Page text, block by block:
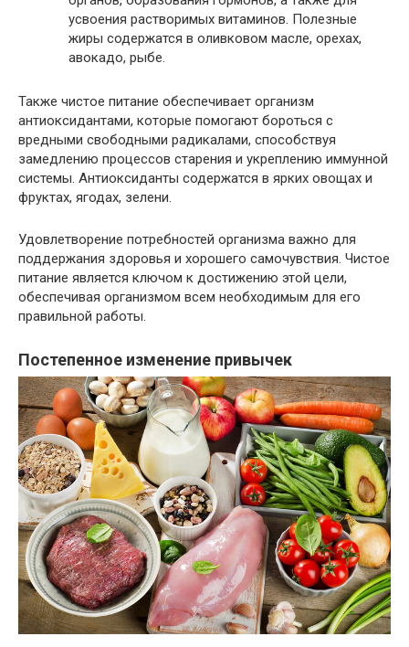
усвоения растворимых витаминов. Полезные
жиры содержатся в оливковом масле, орехах,
авокадо, рыбе.
Также чистое питание обеспечивает организм
антиоксидантами, которые помогают бороться с
вредными свободными радикалами, способствуя
замедлению процессов старения и укреплению иммунной
системы. Антиоксиданты содержатся в ярких овощах и
фруктах, ягодах, зелени.
Удовлетворение потребностей организма важно для
поддержания здоровья и хорошего самочувствия. Чистое
питание является ключом к достижению этой цели,
обеспечивая организмом всем необходимым для его
правильной работы.
Постепенное изменение привычек